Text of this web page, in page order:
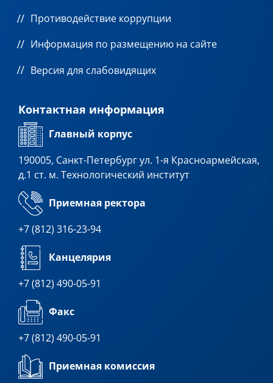
Противодействие коррупции
Информация по размещению на сайте
Версия для слабовидящих
Контактная информация
Главный корпус
190005, Санкт-Петербург ул. 1-я Красноармейская,
д.1 ст. м. Технологический институт
Приемная ректора
+7 (812) 316-23-94
Канцелярия
+7 (812) 490-05-91
Факс
+7 (812) 490-05-91
Приемная комиссия